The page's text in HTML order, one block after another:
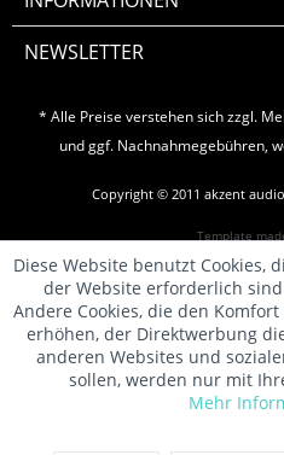
NEWSLETTER
* Alle Preise verstehen sich zzgl.
und ggf. Nachnahmegebühren,
Copyright © 2011 akzent
Template
Diese Website benutzt Cookies,
der Website erforderlich
Andere Cookies, die den
erhöhen, der Direktwerbung
anderen Websites und
sollen, werden nur mit
Mehr